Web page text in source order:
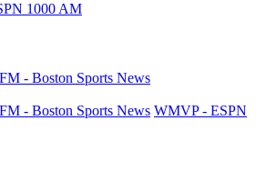
1000 AM
- Boston Sports News
- Boston Sports News WMVP - ESPN